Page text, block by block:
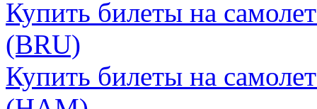
Купить билеты на
(BRU)
Купить билеты на